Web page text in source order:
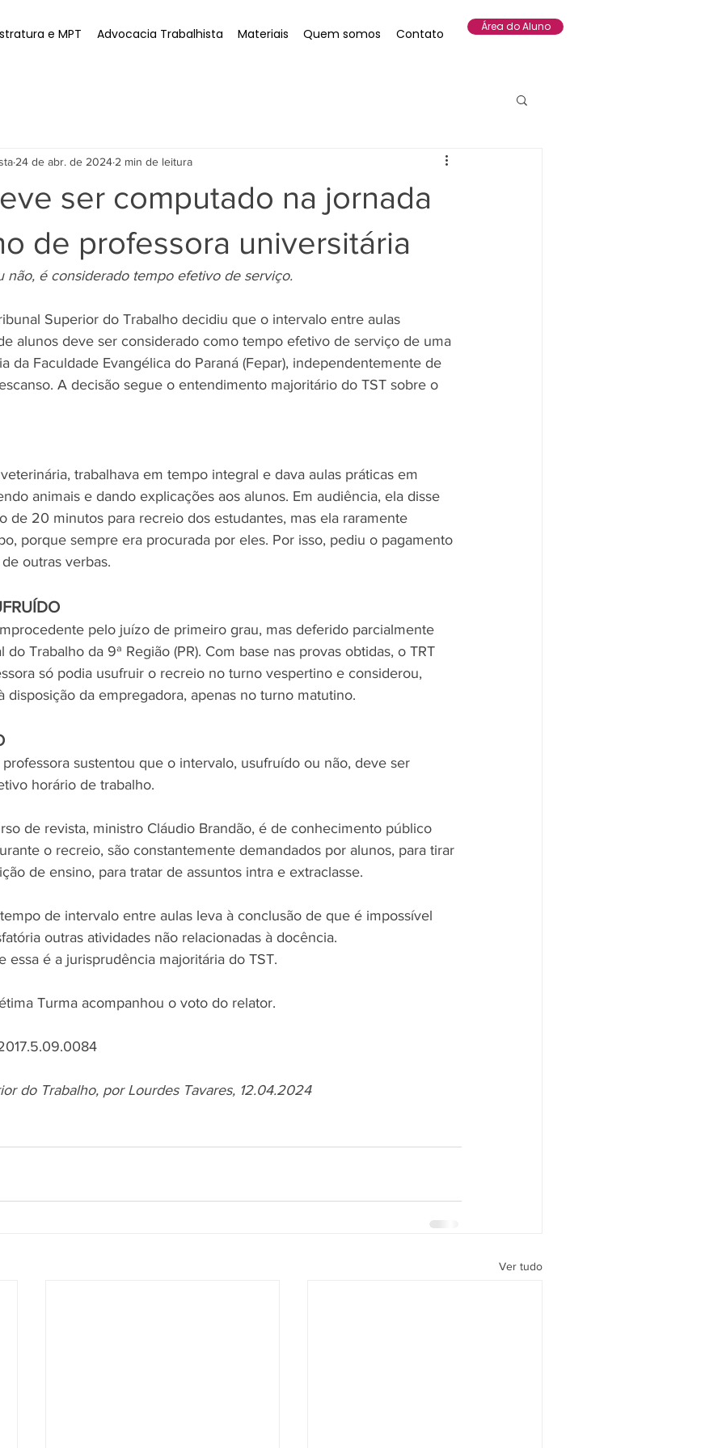
e MPT Advocacia Trabalhista Materiais Quem somos Contato Área do Aluno
ser computado na jornada
de professora universitária
24 de abr. de 2024 2 min de leitura
não, é considerado tempo efetivo de serviço.
Superior do Trabalho decidiu que o intervalo entre aulas
alunos deve ser considerado como tempo efetivo de serviço de uma
da Faculdade Evangélica do Paraná (Fepar), independentemente de
A decisão segue o entendimento majoritário do TST sobre o
trabalhava em tempo integral e dava aulas práticas em
animais e dando explicações aos alunos. Em audiência, ela disse
de 20 minutos para recreio dos estudantes, mas ela raramente
porque sempre era procurada por eles. Por isso, pediu o pagamento
outras verbas.
pelo juízo de primeiro grau, mas deferido parcialmente
do Trabalho da 9ª Região (PR). Com base nas provas obtidas, o TRT
só podia usufruir o recreio no turno vespertino e considerou,
disposição da empregadora, apenas no turno matutino.
sustentou que o intervalo, usufruído ou não, deve ser
horário de trabalho.
de revista, ministro Cláudio Brandão, é de conhecimento público
o recreio, são constantemente demandados por alunos, para tirar
de ensino, para tratar de assuntos intra e extraclasse.
de intervalo entre aulas leva à conclusão de que é impossível
outras atividades não relacionadas à docência.
essa é a jurisprudência majoritária do TST.
Turma acompanhou o voto do relator.
do Trabalho, por Lourdes Tavares, 12.04.2024
Ver tudo